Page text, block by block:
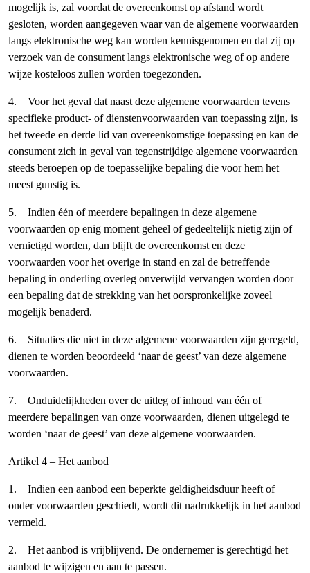
mogelijk is, zal voordat de overeenkomst op afstand wordt
gesloten, worden aangegeven waar van de algemene voorwaarden
langs elektronische weg kan worden kennisgenomen en dat zij op
verzoek van de consument langs elektronische weg of op andere
wijze kosteloos zullen worden toegezonden.
4. Voor het geval dat naast deze algemene voorwaarden tevens
specifieke product- of dienstenvoorwaarden van toepassing zijn, is
het tweede en derde lid van overeenkomstige toepassing en kan de
consument zich in geval van tegenstrijdige algemene voorwaarden
steeds beroepen op de toepasselijke bepaling die voor hem het
meest gunstig is.
5. Indien één of meerdere bepalingen in deze algemene
voorwaarden op enig moment geheel of gedeeltelijk nietig zijn of
vernietigd worden, dan blijft de overeenkomst en deze
voorwaarden voor het overige in stand en zal de betreffende
bepaling in onderling overleg onverwijld vervangen worden door
een bepaling dat de strekking van het oorspronkelijke zoveel
mogelijk benaderd.
6. Situaties die niet in deze algemene voorwaarden zijn geregeld,
dienen te worden beoordeeld ‘naar de geest’ van deze algemene
voorwaarden.
7. Onduidelijkheden over de uitleg of inhoud van één of
meerdere bepalingen van onze voorwaarden, dienen uitgelegd te
worden ‘naar de geest’ van deze algemene voorwaarden.
Artikel 4 – Het aanbod
1. Indien een aanbod een beperkte geldigheidsduur heeft of
onder voorwaarden geschiedt, wordt dit nadrukkelijk in het aanbod
vermeld.
2. Het aanbod is vrijblijvend. De ondernemer is gerechtigd het
aanbod te wijzigen en aan te passen.